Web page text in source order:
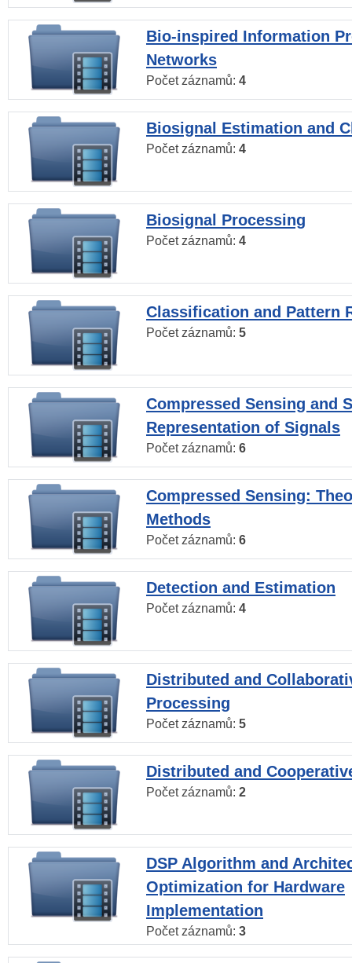
Bio-inspired Information
Networks
Počet záznamů: 4
Biosignal Estimation and
Počet záznamů: 4
Biosignal Processing
Počet záznamů: 4
Classification and Pattern
Počet záznamů: 5
Compressed Sensing and
Representation of Signals
Počet záznamů: 6
Compressed Sensing:
Methods
Počet záznamů: 6
Detection and Estimation
Počet záznamů: 4
Distributed and
Processing
Počet záznamů: 5
Distributed and
Počet záznamů: 2
DSP Algorithm and
Optimization for Hardware
Implementation
Počet záznamů: 3